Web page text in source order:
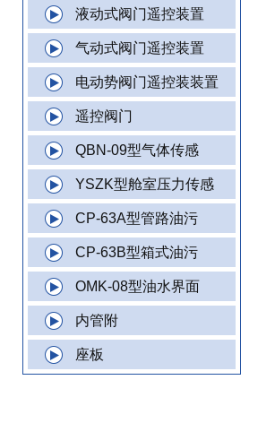
液动式阀门遥控装置
气动式阀门遥控装置
电动势阀门遥控装装置
遥控阀门
QBN-09型气体传感
YSZK型舱室压力传感
CP-63A型管路油污
CP-63B型箱式油污
OMK-08型油水界面
内管附
座板